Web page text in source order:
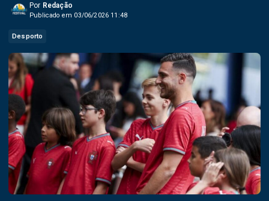
Por Redação
Publicado em 03/06/2026 11:48
Desporto